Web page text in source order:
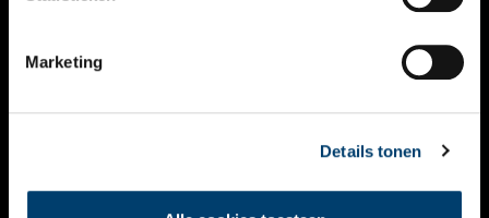
Marketing
Details tonen
VIDEO’S
CONTACT